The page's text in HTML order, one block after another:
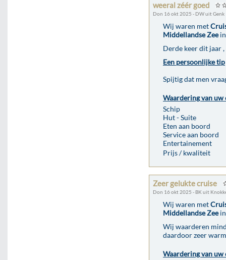
weeral zéér goed
Don 16 okt 2025 - DW uit Genk
Wij waren met
Middellandse Zeein
Derde keer dit jaar
Een persoonlijke tip
Spijtig dat men
Waardering van uw
Schip
Hut - Suite
Eten aan boord
Service aan boord
Entertainement
Prijs / kwaliteit
Zeer gelukte cruise
Don 16 okt 2025 - BK uit
Wij waren met
Middellandse Zeein
Wij waarderen
daardoor zeer
Waardering van uw